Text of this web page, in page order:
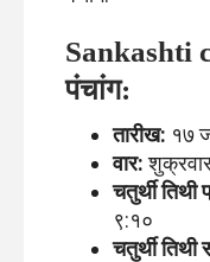
Sankashti
पंचांग:
तारीख: १७
वार:
चतुर्थी तिथी
९:१०
चतुर्थी तिथी